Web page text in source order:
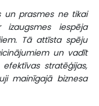
un prasmes ne tikai
iespēja
Tā attīsta spēju
un vadīt
stratēģijas,
mainīgajā biznesa